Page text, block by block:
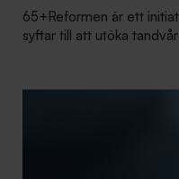
65+Reformen är ett
syftar till att utöka